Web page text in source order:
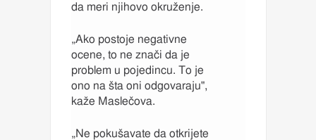
da meri njihovo okruženje.
„Ako postoje negativne
ocene, to ne znači da je
problem u pojedincu. To je
ono na šta oni odgovaraju",
kaže Maslečova.
„Ne pokušavate da otkrijete